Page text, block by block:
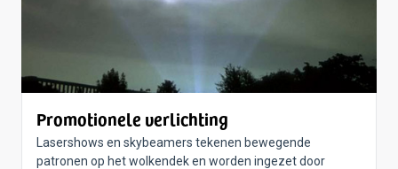
Promotionele verlichting
Lasershows en skybeamers tekenen bewegende
patronen op het wolkendek en worden ingezet door